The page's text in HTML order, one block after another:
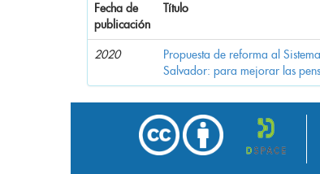
Fecha de
publicación
Título
2020
Propuesta de reforma al
Salvador: para mejorar las